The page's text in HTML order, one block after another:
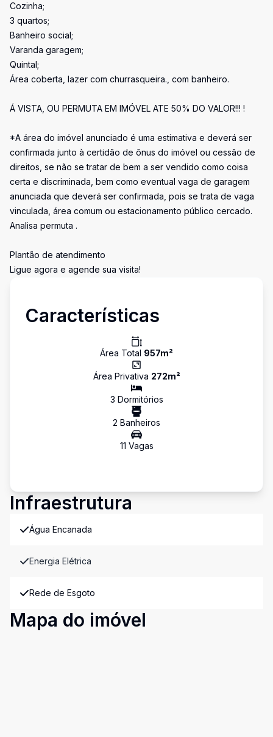
Cozinha;
3 quartos;
Banheiro social;
Varanda garagem;
Quintal;
Área coberta, lazer com churrasqueira., com banheiro.
Á VISTA, OU PERMUTA EM IMÓVEL ATE 50% DO VALOR!!! !
*A área do imóvel anunciado é uma estimativa e deverá ser
confirmada junto à certidão de ônus do imóvel ou cessão de
direitos, se não se tratar de bem a ser vendido como coisa
certa e discriminada, bem como eventual vaga de garagem
anunciada que deverá ser confirmada, pois se trata de vaga
vinculada, área comum ou estacionamento público cercado.
Analisa permuta .
Plantão de atendimento
Ligue agora e agende sua visita!
Características
Área Total 957m²
Área Privativa 272m²
3 Dormitórios
2 Banheiros
11 Vagas
Infraestrutura
Água Encanada
Energia Elétrica
Rede de Esgoto
Mapa do imóvel